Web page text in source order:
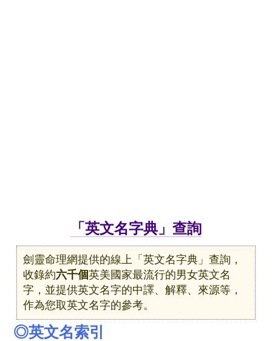
「英文名字典」查詢
劍靈命理網提供的線上「英文名字典」查詢，
收錄約六千個英美國家最流行的男女英文名
字，並提供英文名字的中譯、解釋、來源等，
作為您取英文名字的參考。
◎英文名索引